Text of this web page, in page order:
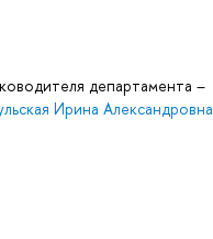
департамента –
Ирина Александровна